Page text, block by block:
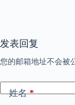
发表回复
您的邮箱地址不会被
姓名*